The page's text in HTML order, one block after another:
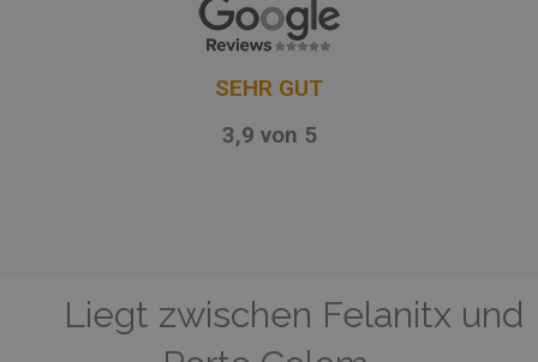
SEHR GUT
3,9 von 5
Liegt zwischen Felanitx und